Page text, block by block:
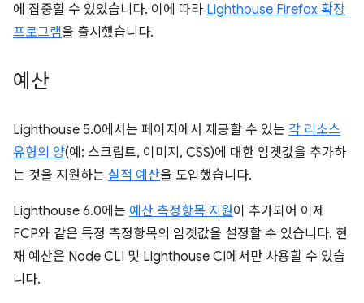
에 집중할 수 있었습니다. 이에 따라 Lighthouse Firefox 확장
프로그램을 출시했습니다.
예산
Lighthouse 5.0에서는 페이지에서 제공할 수 있는 각 리소스
유형의 양(예: 스크립트, 이미지, CSS)에 대한 임곗값을 추가하
는 것을 지원하는 실적 예산을 도입했습니다.
Lighthouse 6.0에는 예산 측정항목 지원이 추가되어 이제
FCP와 같은 특정 측정항목의 임곗값을 설정할 수 있습니다. 현
재 예산은 Node CLI 및 Lighthouse CI에서만 사용할 수 있습
니다.